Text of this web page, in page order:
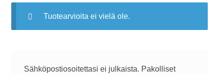
Tuotearvioita ei vielä ole.
Sähköpostiosoitettasi ei julkaista. Pakolliset